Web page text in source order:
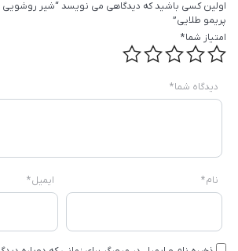
اولین کسی باشید که دیدگاهی می نویسد “شیر روشویی
پریمو طلایی”
امتیاز شما*
دیدگاه شما*
نام* ایمیل*